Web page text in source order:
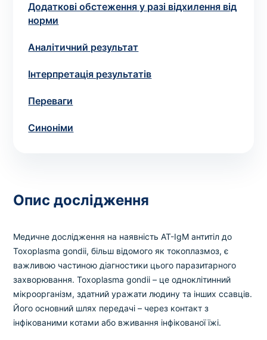
Додаткові обстеження у разі відхилення від
норми
Аналітичний результат
Інтерпретація результатів
Переваги
Синоніми
Опис дослідження
Медичне дослідження на наявність AT-IgM антитіл до
Toxoplasma gondii, більш відомого як токоплазмоз, є
важливою частиною діагностики цього паразитарного
захворювання. Toxoplasma gondii – це одноклітинний
мікроорганізм, здатний уражати людину та інших ссавців.
Його основний шлях передачі – через контакт з
інфікованими котами або вживання інфікованої їжі.
Ваше ім'я
Якщо ви не знаєте, які аналізи вам необхідні,
запишіться до лікаря
на консультацію .
* Адміністрація клініки вживає всіх заходів для
своєчасного оновлення розміщеного на сайті прайс-
листа. Проте, щоб уникнути можливих непорозумінь,